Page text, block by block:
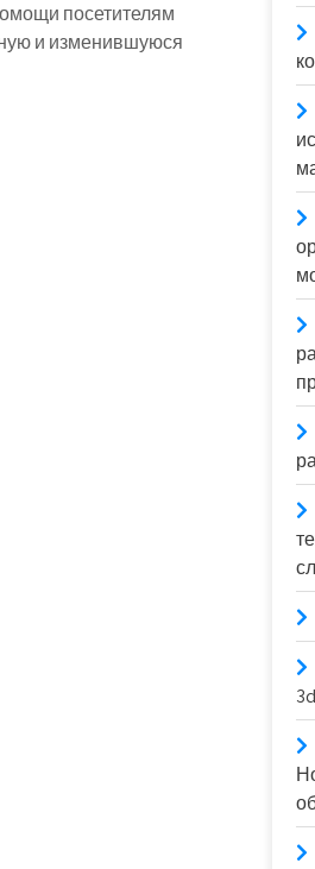
посетителям
и изменившуюся